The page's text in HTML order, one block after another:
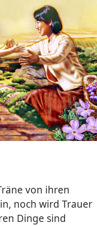
von ihren
noch wird Trauer
Dinge sind